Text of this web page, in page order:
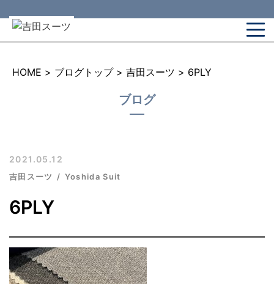
HOME > ブログトップ > 吉田スーツ > 6PLY
ブログ
2021.05.12
吉田スーツ Yoshida Suit
6PLY